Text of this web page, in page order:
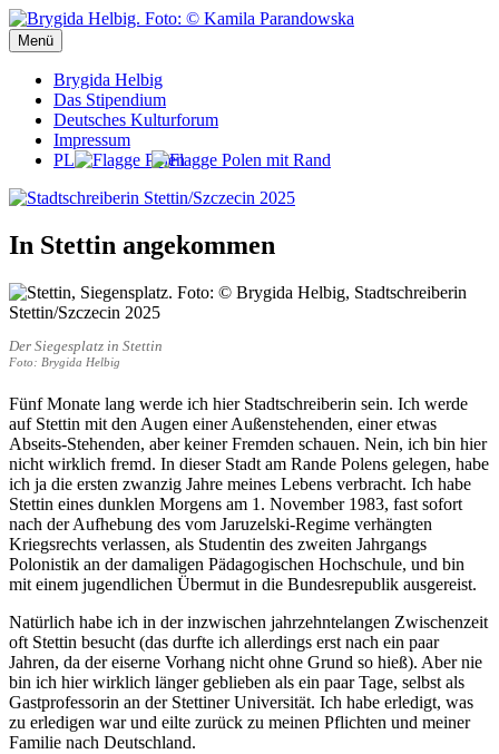
Zum
Inhalt
springen
Stadtschreiberin Stettin/Szczecin 2025
Stadtschreiberin Stettin/Szczecin 2025
Menü
Brygida Helbig
Das Stipendium
Deutsches Kulturforum
Impressum
PL
In Stettin angekommen
Der Siegesplatz in Stettin
Foto: Brygida Helbig
Fünf Monate lang werde ich hier Stadtschreiberin sein. Ich werde
auf Stettin mit den Augen einer Außenstehenden, einer etwas
Abseits-Stehenden, aber keiner Fremden schauen. Nein, ich bin hier
nicht wirklich fremd. In dieser Stadt am Rande Polens gelegen, habe
ich ja die ersten zwanzig Jahre meines Lebens verbracht. Ich habe
Stettin eines dunklen Morgens am 1. November 1983, fast sofort
nach der Aufhebung des vom Jaruzelski-Regime verhängten
Kriegsrechts verlassen, als Studentin des zweiten Jahrgangs
Polonistik an der damaligen Pädagogischen Hochschule, und bin
mit einem jugendlichen Übermut in die Bundesrepublik ausgereist.
Natürlich habe ich in der inzwischen jahrzehntelangen Zwischenzeit
oft Stettin besucht (das durfte ich allerdings erst nach ein paar
Jahren, da der eiserne Vorhang nicht ohne Grund so hieß). Aber nie
bin ich hier wirklich länger geblieben als ein paar Tage, selbst als
Gastprofessorin an der Stettiner Universität. Ich habe erledigt, was
zu erledigen war und eilte zurück zu meinen Pflichten und meiner
Familie nach Deutschland.